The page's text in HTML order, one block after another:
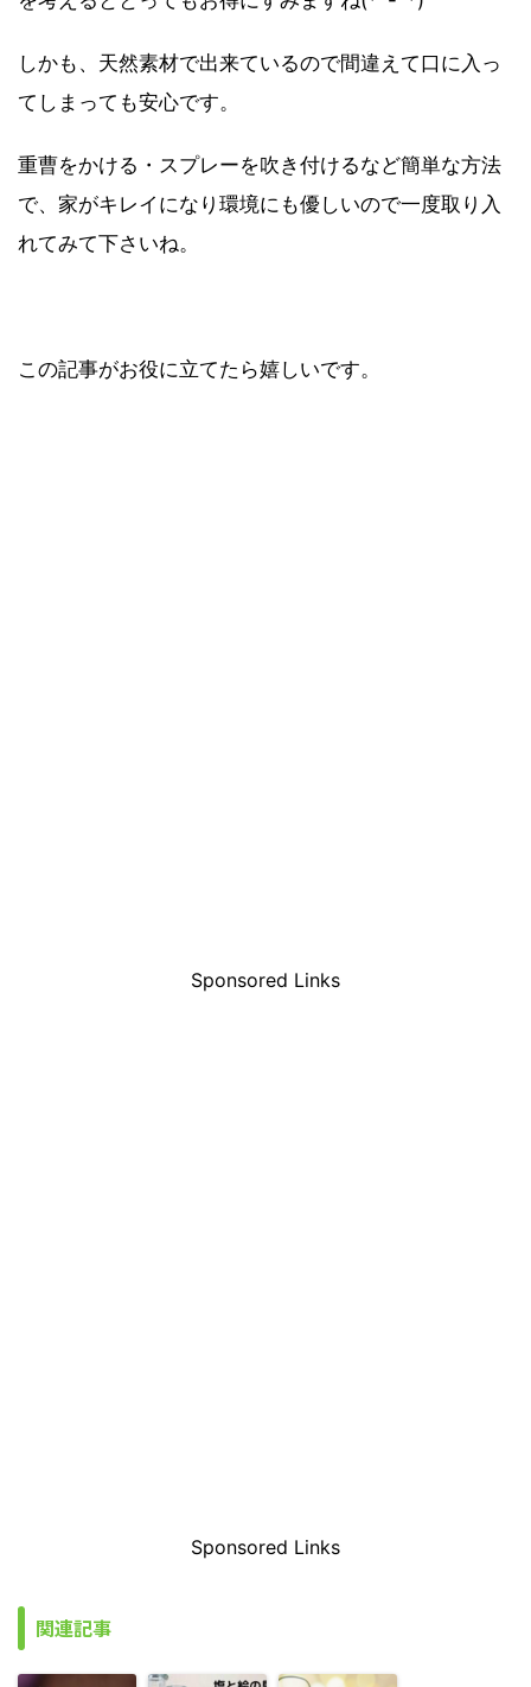
しかも、天然素材で出来ているので間違えて口に入っ
てしまっても安心です。
重曹をかける・スプレーを吹き付けるなど簡単な方法
で、家がキレイになり環境にも優しいので一度取り入
れてみて下さいね。
この記事がお役に立てたら嬉しいです。
Sponsored Links
Sponsored Links
関連記事